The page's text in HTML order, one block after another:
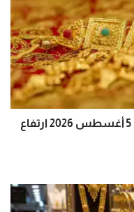
أسعار الذهب في قطر اليوم الأربعاء 5 أغسطس 2026 ارتفاع